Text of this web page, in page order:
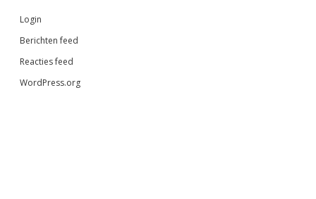
Login
Berichten feed
Reacties feed
WordPress.org